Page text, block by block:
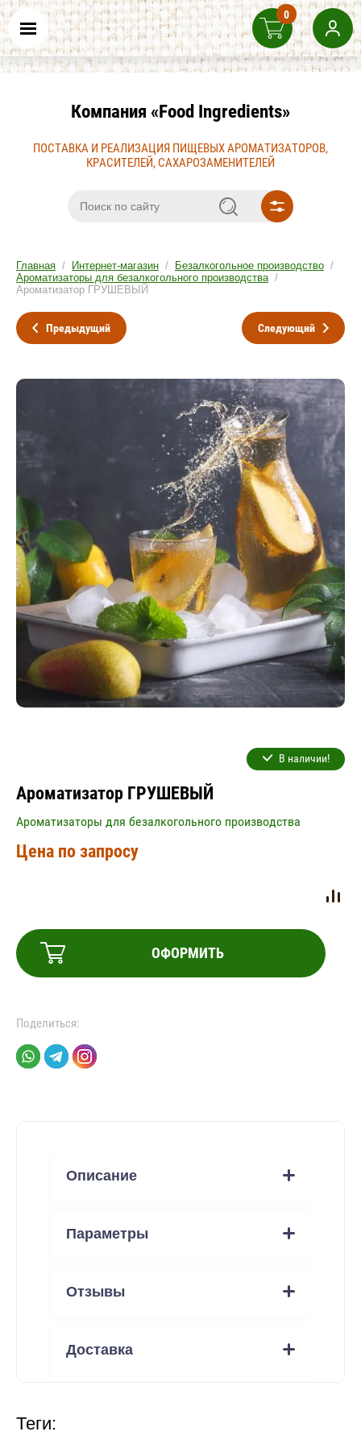
Компания «Food Ingredients»
ПОСТАВКА И РЕАЛИЗАЦИЯ ПИЩЕВЫХ АРОМАТИЗАТОРОВ,
КРАСИТЕЛЕЙ, САХАРОЗАМЕНИТЕЛЕЙ
Главная / Интернет-магазин / Безалкогольное производство /
Ароматизаторы для безалкогольного производства /
Ароматизатор ГРУШЕВЫЙ
Предыдущий Следующий
В наличии!
Ароматизатор ГРУШЕВЫЙ
Ароматизаторы для безалкогольного производства
Цена по запросу
ОФОРМИТЬ
Поделиться:
Описание
Параметры
Отзывы
Доставка
теги:
0